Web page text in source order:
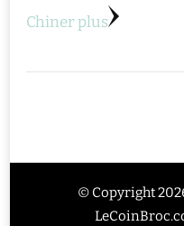
Chiner plus
© Copyright